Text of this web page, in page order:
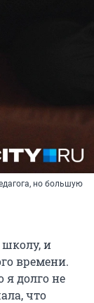
но большую
и
времени.
я долго не
что